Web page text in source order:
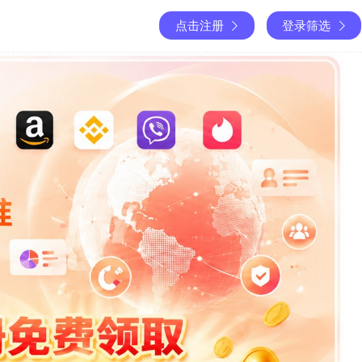
点击注册 登录筛选